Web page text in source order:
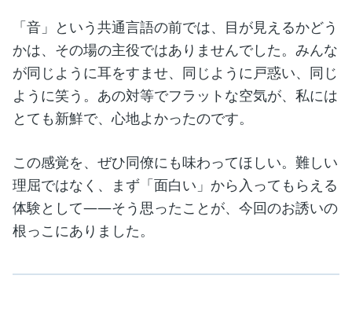
「音」という共通言語の前では、目が見えるかどう
かは、その場の主役ではありませんでした。みんな
が同じように耳をすませ、同じように戸惑い、同じ
ように笑う。あの対等でフラットな空気が、私には
とても新鮮で、心地よかったのです。
この感覚を、ぜひ同僚にも味わってほしい。難しい
理屈ではなく、まず「面白い」から入ってもらえる
体験として——そう思ったことが、今回のお誘いの
根っこにありました。